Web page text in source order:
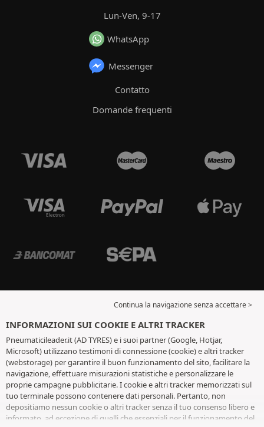
Lun-Ven, 9-17
WhatsApp
Messenger
Contatto
Domande frequenti
Continua la navigazione senza accettare >
INFORMAZIONI SUI COOKIE E ALTRI TRACKER
Pneumaticileader.it (AD TYRES) e i suoi partner (Google, Hotjar,
Microsoft) utilizzano testimoni di connessione (cookie) e altri tracker
(webstorage) per garantire il buon funzionamento del sito, facilitare la
navigazione, effettuare misurazioni statistiche e personalizzare le
proprie campagne pubblicitarie. I cookie e altri tracker memorizzati sul
tuo terminale possono contenere dati personali. Pertanto, non
depositiamo nessun cookie o altri tracker senza il tuo consenso libero e
informato, ad eccezione di quelli che essenziali per il funzionamento del